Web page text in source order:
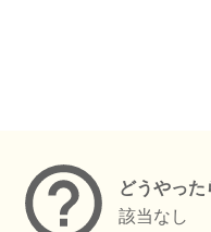
どうやった
該当なし